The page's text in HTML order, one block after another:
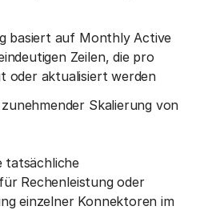
basiert auf Monthly Active
Zeilen, die pro
oder aktualisiert werden
Skalierung von
tatsächliche
Rechenleistung oder
einzelner Konnektoren im